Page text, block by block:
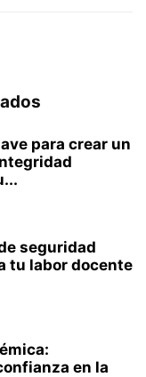
para crear un
seguridad
tu labor docente
en la